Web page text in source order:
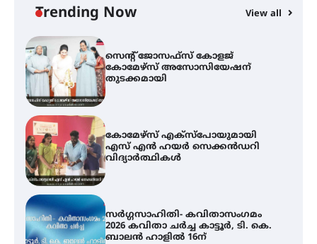
Trending Now View all
വെള്ളിയാഴ്ച സ്‌ക്രീൻ ചെയ്യുന്നു
സെന്റ് ജോസഫ്സ് കോളജ്
കോമേഴ്‌സ് അസോസിയേഷന്
തുടക്കമായി
കോമേഴ്സ് എക്സ്പോയുമായി
എസ് എൻ ഹയർ സെക്കൻഡറി
വിദ്യാർത്ഥികൾ
സർഗ്ഗസാഹിതി- കവിതാസംഗമം
2026 കവിതാ ചർച്ച കാട്ടൂർ, ടി. കെ.
ബാലൻ ഹാളിൽ 16ന്